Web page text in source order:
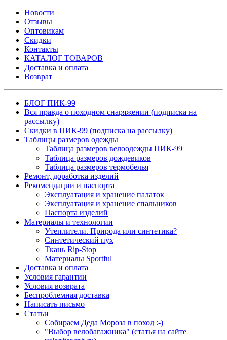
Новости
Отзывы
Оптовикам
Скидки
Контакты
КАТАЛОГ ТОВАРОВ
Доставка и оплата
Возврат
БЛОГ ПИК-99
Вся правда о походном снаряжении (подписка на
рассылку)
Скидки в ПИК-99 (подписка на рассылку)
Таблицы размеров одежды
Таблица размеров велоодежды ПИК-99
Таблица размеров дождевиков
Таблица размеров термобелья
Ремонт, доработка изделий
Рекомендации и паспорта
Эксплуатация и хранение палаток
Эксплуатация и хранение спальников
Паспорта изделий
Материалы и технологии
Утеплители. Природа или синтетика?
Синтетический пух
Ткань Rip-Stop
Материалы Sportful
Доставка и оплата
Условия гарантии
Условия возврата
Беспроблемная доставка
Написать письмо
Статьи
Собираем Деда Мороза в поход :-)
"Выбор велобагажника" (статья на сайте